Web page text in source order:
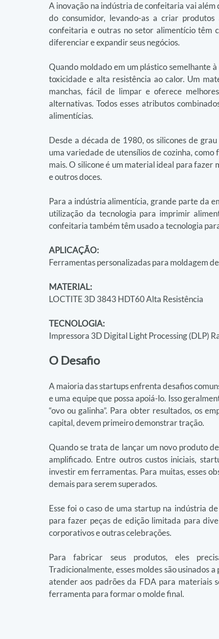
A inovação na indústria de confeitaria vai
do consumidor, levando-as a criar
confeitaria e outras no setor alimentício têm
diferenciar e expandir seus negócios.
Quando moldado em um plástico semelhante
toxicidade e alta resistência ao calor. Um
manchas, fácil de limpar e oferece
alternativas. Todos esses atributos
alimentícias.
Desde a década de 1980, os silicones de
uma variedade de utensílios de cozinha,
mais. O silicone é um material ideal para fazer
e outros doces.
Para a indústria alimentícia, grande parte da
utilização da tecnologia para imprimir
confeitaria também têm usado a tecnologia
APLICAÇÃO:
Ferramentas personalizadas para moldagem
MATERIAL:
LOCTITE 3D 3843 HDT60 Alta Resistência
TECNOLOGIA:
Impressora 3D Digital Light Processing (DLP)
O Desafio
A maioria das startups enfrenta desafios
e uma equipe que possa apoiá-lo. Isso
“ovo ou galinha”. Para obter resultados, os
capital, devem primeiro demonstrar tração.
Quando se trata de lançar um novo produto
amplificado. Entre outros custos iniciais,
investir em ferramentas. Para muitas, esses
demais para serem superados.
Esse foi o caso de uma startup na indústria
para fazer peças de edição limitada para
corporativos e outras celebrações.
Para fabricar seus produtos, eles
Tradicionalmente, esses moldes são usinados
atender aos padrões da FDA para materiais
ferramenta para formar o molde final.